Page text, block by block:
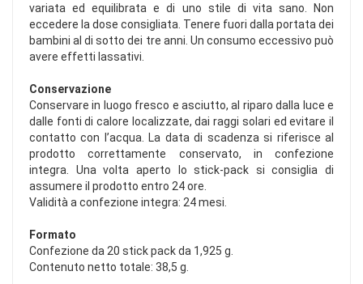
variata ed equilibrata e di uno stile di vita sano. Non
eccedere la dose consigliata. Tenere fuori dalla portata dei
bambini al di sotto dei tre anni. Un consumo eccessivo può
avere effetti lassativi.
Conservazione
Conservare in luogo fresco e asciutto, al riparo dalla luce e
dalle fonti di calore localizzate, dai raggi solari ed evitare il
contatto con l’acqua. La data di scadenza si riferisce al
prodotto correttamente conservato, in confezione
integra. Una volta aperto lo stick-pack si consiglia di
assumere il prodotto entro 24 ore.
Validità a confezione integra: 24 mesi.
Formato
Confezione da 20 stick pack da 1,925 g.
Contenuto netto totale: 38,5 g.